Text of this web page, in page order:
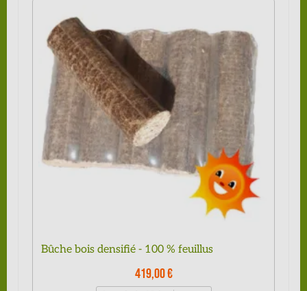
Bûche bois densifié - 100 % feuillus
419,00 €